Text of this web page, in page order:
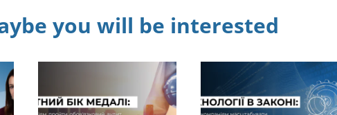
you will be interested